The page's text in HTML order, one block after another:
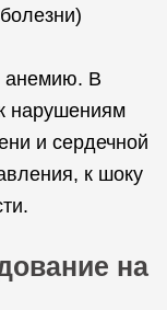
анемию. В
нарушениям
и сердечной
к шоку
на